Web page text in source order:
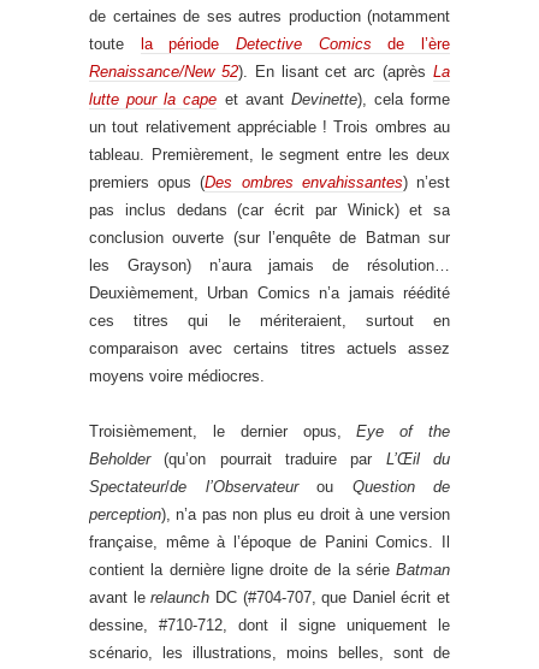
de certaines de ses autres production (notamment
toute
la périodeDetective Comics de l’ère
Renaissance/New 52). En lisant cet arc (aprèsLa
lutte pour la cape et avant Devinette), cela forme
un tout relativement appréciable ! Trois ombres au
tableau. Premièrement, le segment entre les deux
premiers opus (Des ombres envahissantes) n’est
pas inclus dedans (car écrit par Winick) et sa
conclusion ouverte (sur l’enquête de Batman sur
les Grayson) n’aura jamais de résolution…
Deuxièmement, Urban Comics n’a jamais réédité
ces titres qui le mériteraient, surtout en
comparaison avec certains titres actuels assez
moyens voire médiocres.
Troisièmement, le dernier opus,Eye of the
Beholder(qu’on pourrait traduire par L’Œil du
Spectateur/de l’Observateurou Question de
perception), n’a pas non plus eu droit à une version
française, même à l’époque de Panini Comics. Il
contient la dernière ligne droite de la série Batman
avant lerelaunch DC (#704-707, que Daniel écrit et
dessine, #710-712, dont il signe uniquement le
scénario, les illustrations, moins belles, sont de